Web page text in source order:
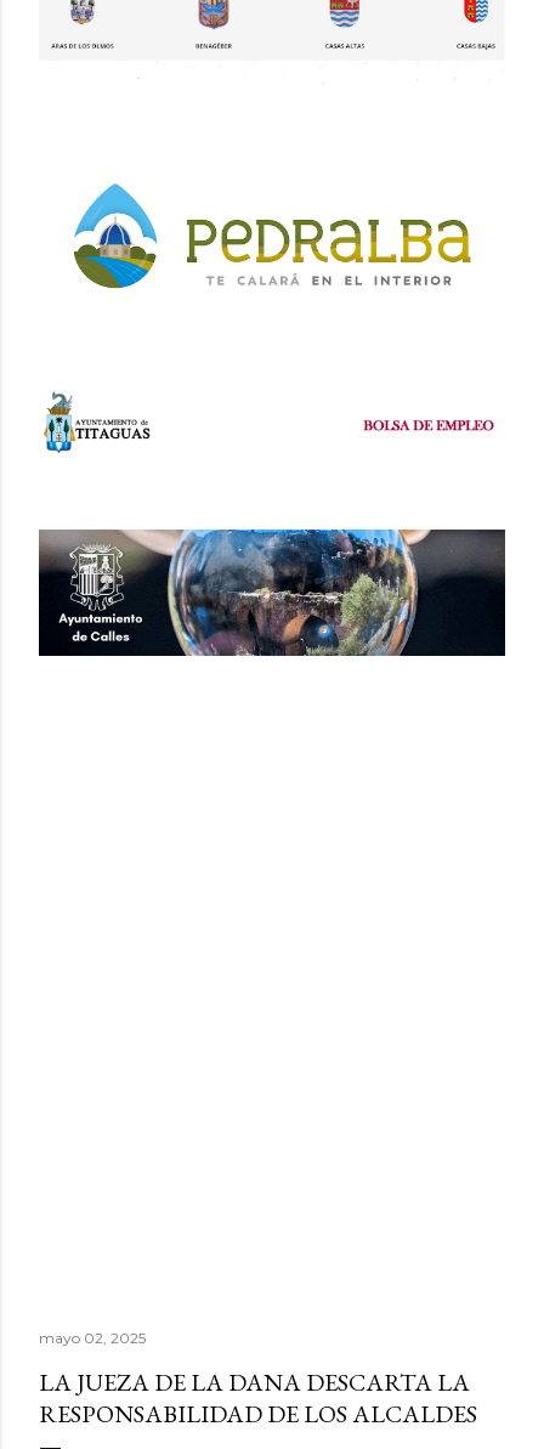
mayo 02, 2025
LA JUEZA DE LA DANA DESCARTA LA
RESPONSABILIDAD DE LOS ALCALDES